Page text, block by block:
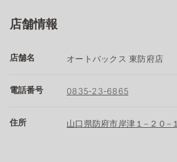
店舗情報
店舗名 オートバックス 東防府店
電話番号 0835-23-6865
住所 山口県防府市岸津１−２０−